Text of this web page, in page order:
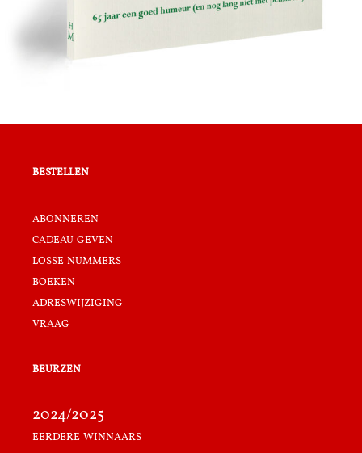
bestellen
abonneren
cadeau geven
losse nummers
boeken
adreswijziging
vraag
beurzen
2024/2025
eerdere winnaars